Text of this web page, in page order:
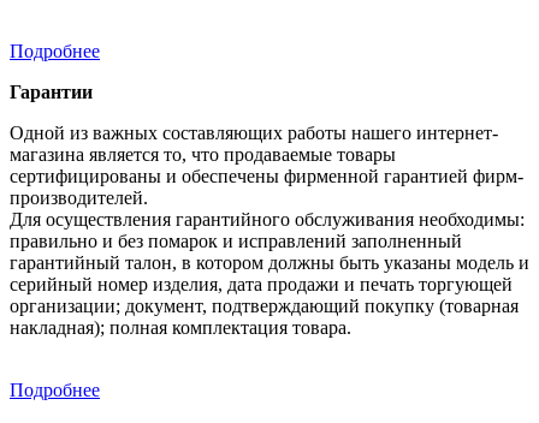
Подробнее
Гарантии
Одной из важных составляющих работы нашего интернет-
магазина является то, что продаваемые товары
сертифицированы и обеспечены фирменной гарантией фирм-
производителей.
Для осуществления гарантийного обслуживания необходимы:
правильно и без помарок и исправлений заполненный
гарантийный талон, в котором должны быть указаны модель и
серийный номер изделия, дата продажи и печать торгующей
организации; документ, подтверждающий покупку (товарная
накладная); полная комплектация товара.
Подробнее